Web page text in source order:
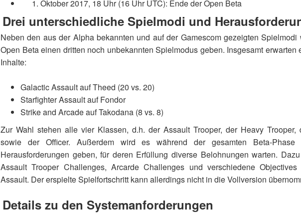
Oktober 2017, 18 Uhr (16 Uhr UTC): Ende der Open Beta
Drei unterschiedliche Spielmodi und
Neben den aus der Alpha bekannten und auf der Gamescom gezeigten
Open Beta einen dritten noch unbekannten Spielmodus geben. Insgesamt erwarten
Inhalte:
Galactic Assault auf Theed (20 vs. 20)
Starfighter Assault auf Fondor
Strike and Arcade auf Takodana (8 vs. 8)
Zur Wahl stehen alle vier Klassen, d.h. der Assault Trooper, der Heavy Trooper,
sowie der Officer. Außerdem wird es während der gesamten Beta-Phase
Herausforderungen geben, für deren Erfüllung diverse Belohnungen warten.
Assault Trooper Challenges, Arcarde Challenges und verschiedene
Assault. Der erspielte Spielfortschritt kann allerdings nicht in die Vollversion
Details zu den Systemanforderungen